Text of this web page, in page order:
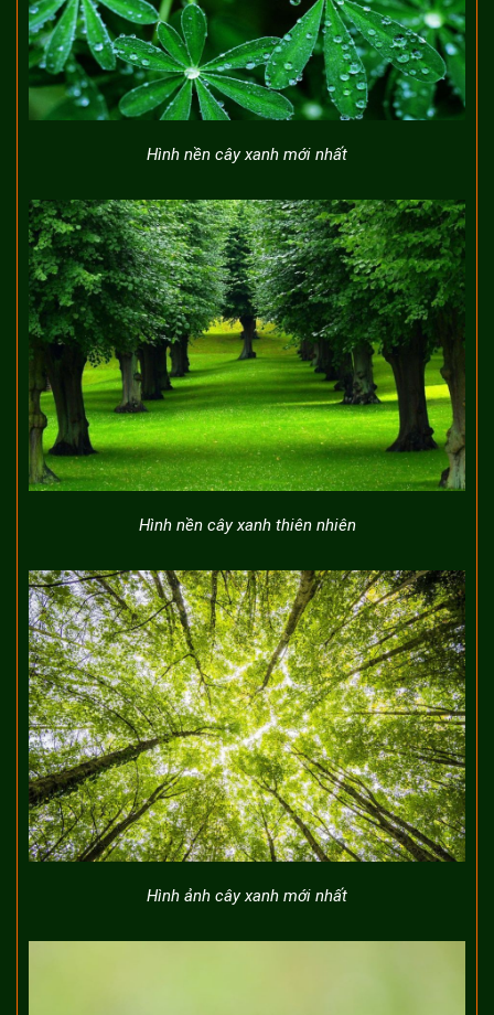
Hình nền cây xanh mới nhất
Hình nền cây xanh thiên nhiên
Hình ảnh cây xanh mới nhất